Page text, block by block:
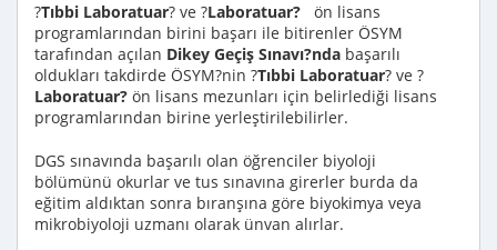
?Tıbbi Laboratuar? ve ?Laboratuar? ön lisans
programlarından birini başarı ile bitirenler ÖSYM
tarafından açılan Dikey Geçiş Sınavı?nda başarılı
oldukları takdirde ÖSYM?nin ?Tıbbi Laboratuar? ve ?
Laboratuar? ön lisans mezunları için belirlediği lisans
programlarından birine yerleştirilebilirler.
DGS sınavında başarılı olan öğrenciler biyoloji
bölümünü okurlar ve tus sınavına girerler burda da
eğitim aldıktan sonra bıranşına göre biyokimya veya
mikrobiyoloji uzmanı olarak ünvan alırlar.